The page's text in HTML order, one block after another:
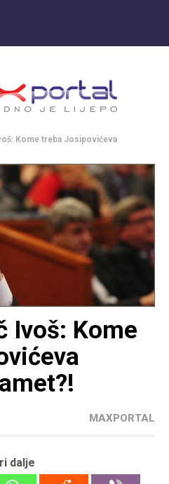
Kome treba Josipovićeva
Ivoš: Kome
MAXPORTAL
dalje